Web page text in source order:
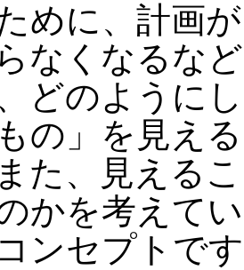
めに、計画
なくなるな
どのように
の」を見え
た、見える
かを考えて
ンセプトで